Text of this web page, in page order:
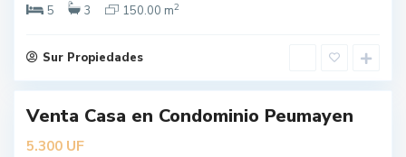
5
3 150.00 m2
Sur Propiedades
e
e
Venta Casa en Condominio Peumayen
5.300 UF
o
s